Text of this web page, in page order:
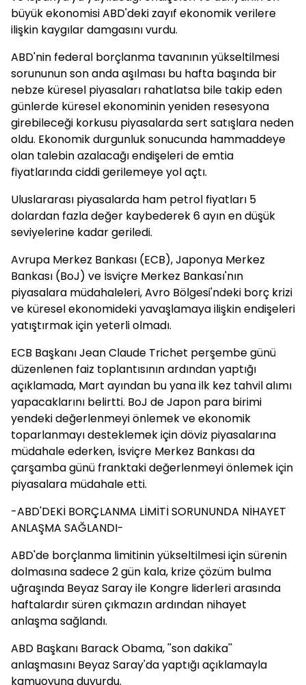
büyük ekonomisi ABD'deki zayıf ekonomik verilere
ilişkin kaygılar damgasını vurdu.
ABD'nin federal borçlanma tavanının yükseltilmesi
sorununun son anda aşılması bu hafta başında bir
nebze küresel piyasaları rahatlatsa bile takip eden
günlerde küresel ekonominin yeniden resesyona
girebileceği korkusu piyasalarda sert satışlara neden
oldu. Ekonomik durgunluk sonucunda hammaddeye
olan talebin azalacağı endişeleri de emtia
fiyatlarında ciddi gerilemeye yol açtı.
Uluslararası piyasalarda ham petrol fiyatları 5
dolardan fazla değer kaybederek 6 ayın en düşük
seviyelerine kadar geriledi.
Avrupa Merkez Bankası (ECB), Japonya Merkez
Bankası (BoJ) ve İsviçre Merkez Bankası'nın
piyasalara müdahaleleri, Avro Bölgesi'ndeki borç krizi
ve küresel ekonomideki yavaşlamaya ilişkin endişeleri
yatıştırmak için yeterli olmadı.
ECB Başkanı Jean Claude Trichet perşembe günü
düzenlenen faiz toplantısının ardından yaptığı
açıklamada, Mart ayından bu yana ilk kez tahvil alımı
yapacaklarını belirtti. BoJ de Japon para birimi
yendeki değerlenmeyi önlemek ve ekonomik
toparlanmayı desteklemek için döviz piyasalarına
müdahale ederken, İsviçre Merkez Bankası da
çarşamba günü franktaki değerlenmeyi önlemek için
piyasalara müdahale etti.
-ABD'DEKİ BORÇLANMA LİMİTİ SORUNUNDA NİHAYET
ANLAŞMA SAĞLANDI-
ABD'de borçlanma limitinin yükseltilmesi için sürenin
dolmasına sadece 2 gün kala, krize çözüm bulma
uğraşında Beyaz Saray ile Kongre liderleri arasında
haftalardır süren çıkmazın ardından nihayet
anlaşma sağlandı.
ABD Başkanı Barack Obama, ''son dakika''
anlaşmasını Beyaz Saray'da yaptığı açıklamayla
kamuoyuna duyurdu.